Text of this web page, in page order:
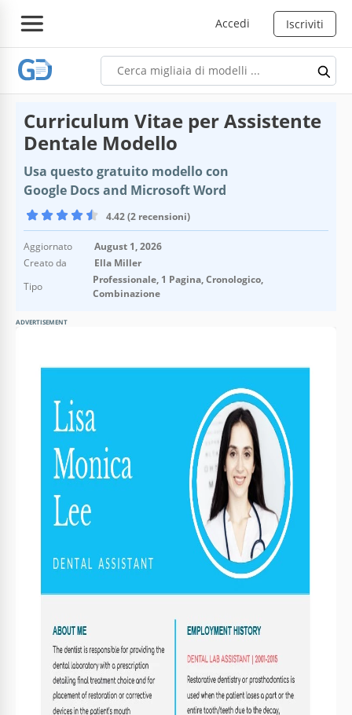
Accedi Iscriviti
Curriculum Vitae per Assistente
Dentale Modello
Usa questo gratuito modello con
Google Docs and Microsoft Word
4.42 (2 recensioni)
Aggiornato
August 1, 2026
Creato da
Ella Miller
Tipo
Professionale, 1 Pagina, Cronologico,
Combinazione
ADVERTISEMENT